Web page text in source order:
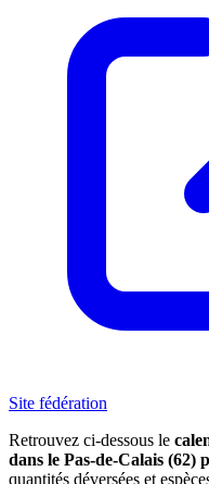
Site fédération
Retrouvez ci-dessous le
dans le Pas-de-Calais (62)
quantités déversées et